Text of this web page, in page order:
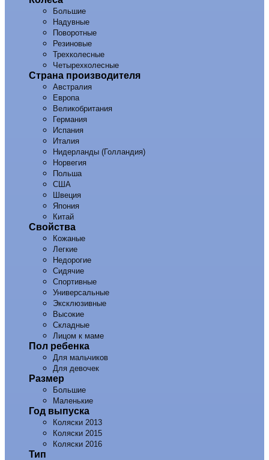
Большие
Надувные
Поворотные
Резиновые
Трехколесные
Четырехколесные
Страна производителя
Австралия
Европа
Великобритания
Германия
Испания
Италия
Нидерланды (Голландия)
Норвегия
Польша
США
Швеция
Япония
Китай
Свойства
Кожаные
Легкие
Недорогие
Сидячие
Спортивные
Универсальные
Эксклюзивные
Высокие
Складные
Лицом к маме
Пол ребенка
Для мальчиков
Для девочек
Размер
Большие
Маленькие
Год выпуска
Коляски 2013
Коляски 2015
Коляски 2016
Тип